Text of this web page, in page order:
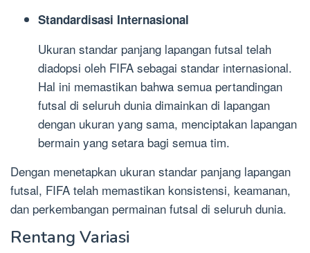
Standardisasi Internasional
Ukuran standar panjang lapangan futsal telah
diadopsi oleh FIFA sebagai standar internasional.
Hal ini memastikan bahwa semua pertandingan
futsal di seluruh dunia dimainkan di lapangan
dengan ukuran yang sama, menciptakan lapangan
bermain yang setara bagi semua tim.
Dengan menetapkan ukuran standar panjang lapangan
futsal, FIFA telah memastikan konsistensi, keamanan,
dan perkembangan permainan futsal di seluruh dunia.
Rentang Variasi